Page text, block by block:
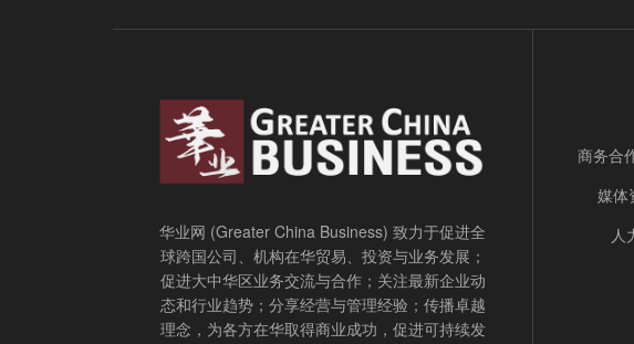
华业网 (Greater China Business) 致力于促进全
球跨国公司、机构在华贸易、投资与业务发展；
促进大中华区业务交流与合作；关注最新企业动
态和行业趋势；分享经营与管理经验；传播卓越
理念，为各方在华取得商业成功，促进可持续发
商务合
媒体
人